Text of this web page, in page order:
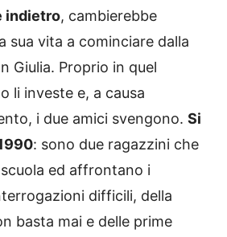
indietro, cambierebbe
sua vita a cominciare dalla
Giulia. Proprio in quel
li investe e, a causa
i due amici svengono. Si
: sono due ragazzini che
ed affrontano i
difficili, della
basta mai e delle prime